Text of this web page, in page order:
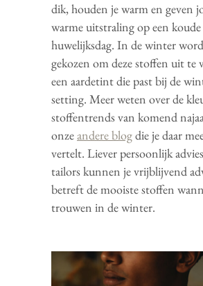
dik, houden je warm en geven
warme uitstraling op een koude
huwelijksdag. In de winter
gekozen om deze stoffen uit te
een aardetint die past bij de
setting. Meer weten over de
stoffentrends van komend
onzeandere blogdie je daar
vertelt. Liever persoonlijk
tailors kunnen je vrijblijvend
betreft de mooiste stoffen
trouwen in de winter.